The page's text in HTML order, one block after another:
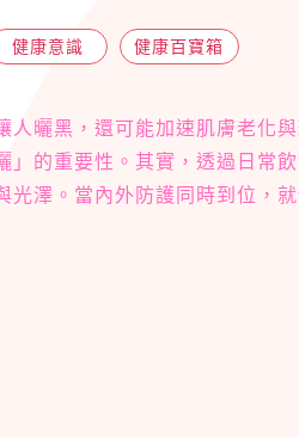
健康意識 健康百寶箱
人曬黑，還可能加速肌膚老化
」的重要性。其實，透過日常
光澤。當內外防護同時到位，